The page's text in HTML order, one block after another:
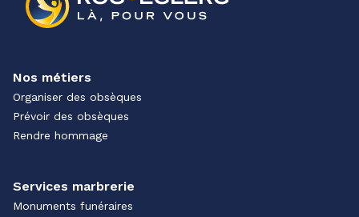
Nos métiers
Organiser des obsèques
Prévoir des obsèques
Rendre hommage
Services marbrerie
Monuments funéraires